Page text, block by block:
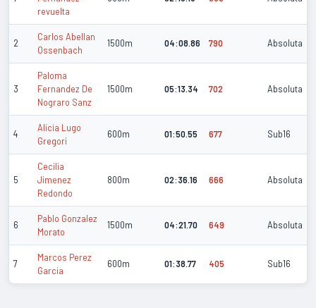
revuelta
2
Carlos Abellan
Ossenbach
1500m 04:08.86 790 Absoluta
3
Paloma
Fernandez De
Nograro Sanz
1500m 05:13.34 702 Absoluta
4
Alicia Lugo
Gregori
600m 01:50.55 677 Sub16
5
Cecilia
Jimenez
Redondo
800m 02:36.16 666 Absoluta
6
Pablo Gonzalez
Morato
1500m 04:21.70 649 Absoluta
7
Marcos Perez
Garcia
600m 01:38.77 405 Sub16